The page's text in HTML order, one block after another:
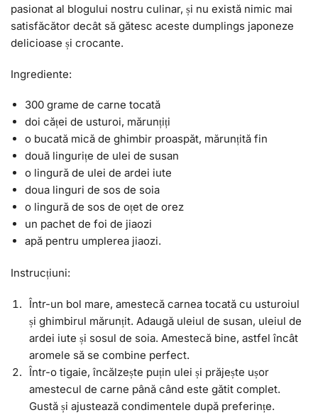
pasionat al blogului nostru culinar, și nu există nimic mai
satisfăcător decât să gătesc aceste dumplings japoneze
delicioase și crocante.
Ingrediente:
300 grame de carne tocată
doi căței de usturoi, mărunțiți
o bucată mică de ghimbir proaspăt, mărunțită fin
două lingurițe de ulei de susan
o lingură de ulei de ardei iute
doua linguri de sos de soia
o lingură de sos de oțet de orez
un pachet de foi de jiaozi
apă pentru umplerea jiaozi.
Instrucțiuni:
Într-un bol mare, amestecă carnea tocată cu usturoiul
și ghimbirul mărunțit. Adaugă uleiul de susan, uleiul de
ardei iute și sosul de soia. Amestecă bine, astfel încât
aromele să se combine perfect.
Într-o tigaie, încălzește puțin ulei și prăjește ușor
amestecul de carne până când este gătit complet.
Gustă și ajustează condimentele după preferințe.